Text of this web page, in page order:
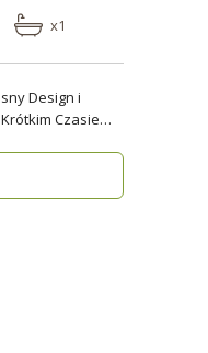
x1
Design i
Czasie